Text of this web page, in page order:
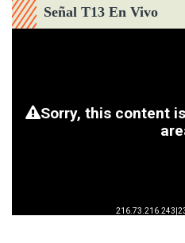
Señal T13 En Vivo